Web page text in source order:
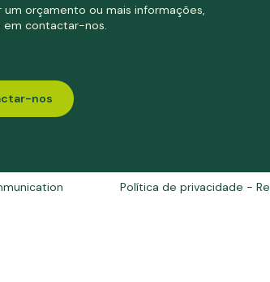
um orçamento ou mais informações,
em contactar-nos.
nos
Política de privacidade -